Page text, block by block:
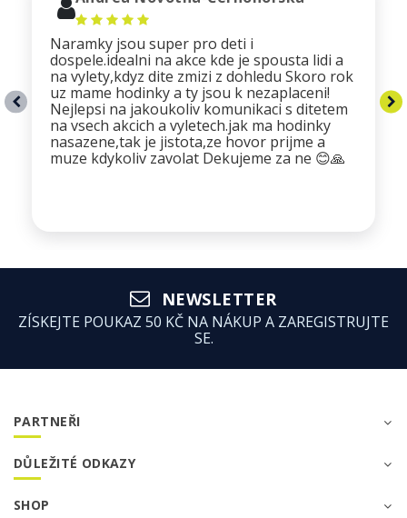
Naramky jsou super pro deti i
dospele.idealni na akce kde je spousta lidi a
na vylety,kdyz dite zmizi z dohledu Skoro rok
uz mame hodinky a ty jsou k nezaplaceni!
Nejlepsi na jakoukoliv komunikaci s ditetem
na vsech akcich a vyletech.jak ma hodinky
nasazene,tak je jistota,ze hovor prijme a
muze kdykoliv zavolat Dekujeme za ne 😊🙏
NEWSLETTER
ZÍSKEJTE POUKAZ 50 KČ NA NÁKUP A ZAREGISTRUJTE
SE.
PARTNEŘI
DŮLEŽITÉ ODKAZY
SHOP